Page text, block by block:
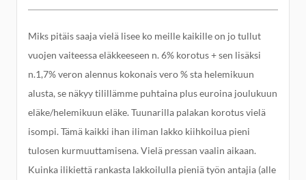
Miks pitäis saaja vielä lisee ko meille kaikille on jo tullut
vuojen vaiteessa eläkkeeseen n. 6% korotus + sen lisäksi
n.1,7% veron alennus kokonais vero % sta helemikuun
alusta, se näkyy tilillämme puhtaina plus euroina joulukuun
eläke/helemikuun eläke. Tuunarilla palakan korotus vielä
isompi. Tämä kaikki ihan iliman lakko kiihkoilua pieni
tulosen kurmuuttamisena. Vielä pressan vaalin aikaan.
Kuinka ilikiettä rankasta lakkoilulla pieniä työn antajia (alle